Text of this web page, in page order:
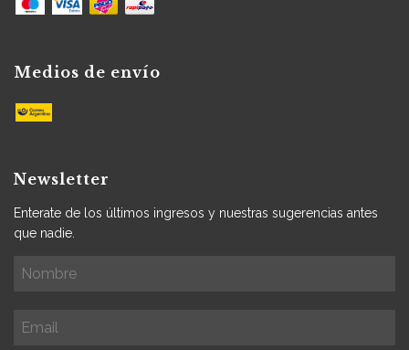
Medios de envío
Newsletter
Enterate de los últimos ingresos y nuestras sugerencias antes
que nadie.